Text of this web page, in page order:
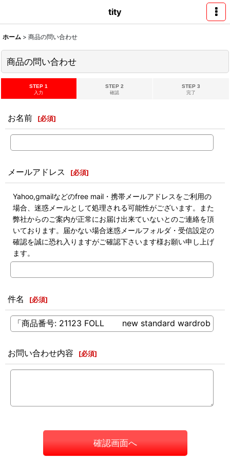
tity
ホーム > 商品の問い合わせ
商品の問い合わせ
STEP 1
入力
STEP 2
確認
STEP 3
完了
お名前 [必須]
メールアドレス [必須]
Yahoo,gmailなどのfree mail・携帯メールアドレスをご利用の
場合、迷惑メールとして処理される可能性がございます。また
弊社からのご案内が正常にお届け出来ていないとのご連絡を頂
いております。届かない場合迷惑メールフォルダ・受信設定の
確認を誠に恐れ入りますがご確認下さいます様お願い申し上げ
ます。
件名 [必須]
お問い合わせ内容 [必須]
確認画面へ